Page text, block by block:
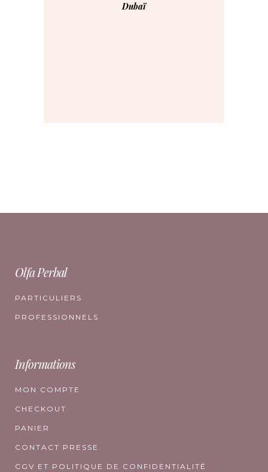
Dubaï
Olfa Perbal
PARTICULIERS
PROFESSIONNELS
Informations
MON COMPTE
CHECKOUT
PANIER
CONTACT PRESSE
CGV ET POLITIQUE DE CONFIDENTIALITÉ